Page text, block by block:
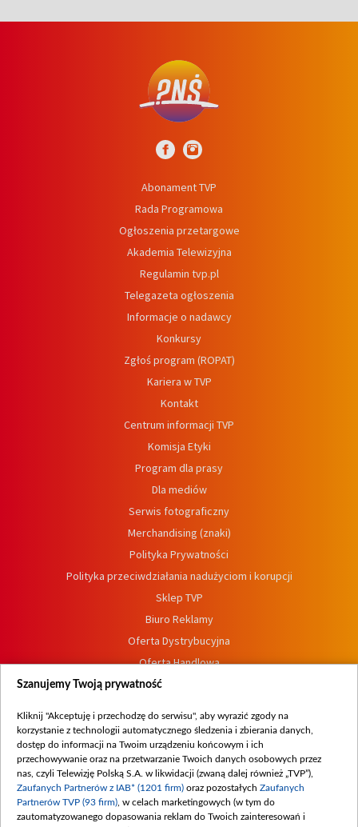
Abonament TVP
Rada Programowa
Ogłoszenia przetargowe
Akademia Telewizyjna
Regulamin tvp.pl
Telegazeta ogłoszenia
Informacje o nadawcy
Konkursy
Zgłoś program (ROPAT)
Kariera w TVP
Kontakt
Centrum informacji TVP
Komisja Etyki
Program dla prasy
Dla mediów
Serwis fotograficzny
Merchandising (znaki)
Polityka Prywatności
Polityka przeciwdziałania nadużyciom i korupcji
Sklep TVP
Biuro Reklamy
Oferta Dystrybucyjna
Oferta Handlowa
Dostępność
Procedura zgłoszeń wewnętrznych
Szanujemy Twoją prywatność
Kliknij "Akceptuję i przechodzę do serwisu", aby wyrazić zgody na
korzystanie z technologii automatycznego śledzenia i zbierania danych,
dostęp do informacji na Twoim urządzeniu końcowym i ich
przechowywanie oraz na przetwarzanie Twoich danych osobowych przez
nas, czyli Telewizję Polską S.A. w likwidacji (zwaną dalej również „TVP”),
Zaufanych Partnerów z IAB* (1201 firm) oraz pozostałych Zaufanych
Partnerów TVP (93 firm) , w celach marketingowych (w tym do
zautomatyzowanego dopasowania reklam do Twoich zainteresowań i